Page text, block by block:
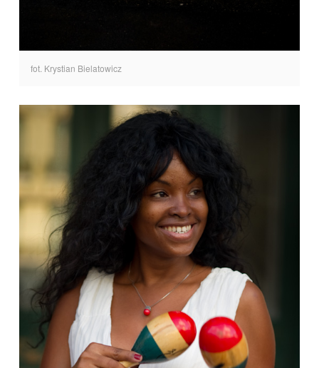
fot. Krystian Bielatowicz